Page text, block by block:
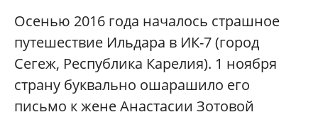
Осенью 2016 года началось страшное
путешествие Ильдара в ИК-7 (город
Сегеж, Республика Карелия). 1 ноября
страну буквально ошарашило его
письмо к жене Анастасии Зотовой